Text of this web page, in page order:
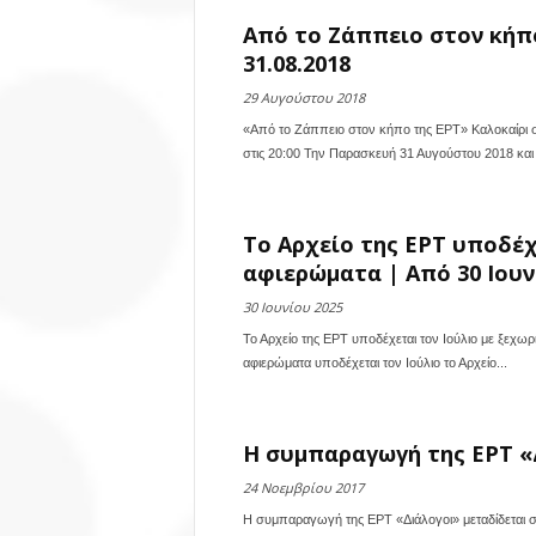
Από το Ζάππειο στον
31.08.2018
29 Αυγούστου 2018
«Από το Ζάππειο στον κήπο της ΕΡΤ» Καλοκαίρι
στις 20:00 Την Παρασκευή 31 Αυγούστου 2018 και
Το Αρχείο της ΕΡΤ
αφιερώματα | Από 30
30 Ιουνίου 2025
Το Αρχείο της ΕΡΤ υποδέχεται τον Ιούλιο με
αφιερώματα υποδέχεται τον Ιούλιο το Αρχείο...
Η συμπαραγωγή της ΕΡΤ
24 Νοεμβρίου 2017
Η συμπαραγωγή της ΕΡΤ «Διάλογοι» μεταδίδεται